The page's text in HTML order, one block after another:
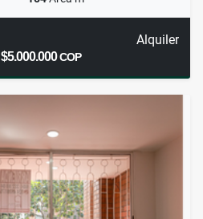
Alquiler
$5.000.000COP